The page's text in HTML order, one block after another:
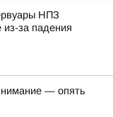
НПЗ
из-за падения
— опять